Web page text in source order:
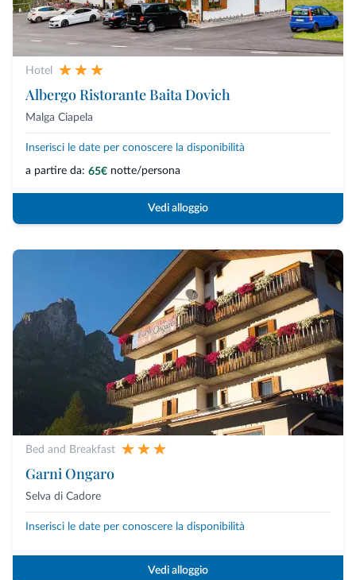
Hotel
Albergo Ristorante Baita Dovich
Malga Ciapela
Inserisci le date per conoscere la disponibilità
a partire da: 65€ notte/persona
Vedi alloggio
Bed and Breakfast
Garni Ongaro
Selva di Cadore
Inserisci le date per conoscere la disponibilità
Vedi alloggio